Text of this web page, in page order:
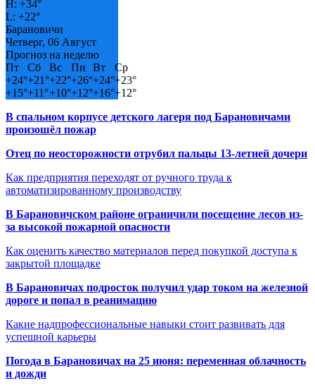
H: +34°
L: +22°
Барановичи
Четверг, 06 Август
Прогноз на неделю
Пт
Сб Вс Пн Вт
Ср
+24°+21°+22°+26°+24°+23°
+15°+11°+10°+12°+16°+12°
В спальном корпусе детского лагеря под Барановичами
произошёл пожар
Отец по неосторожности отрубил пальцы 13-летней дочери
Как предприятия переходят от ручного труда к
автоматизированному производству
В Барановичском районе ограничили посещение лесов из-
за высокой пожарной опасности
Как оценить качество материалов перед покупкой доступа к
закрытой площадке
В Барановичах подросток получил удар током на железной
дороге и попал в реанимацию
Какие надпрофессиональные навыки стоит развивать для
успешной карьеры
Погода в Барановичах на 25 июня: переменная облачность
и дожди